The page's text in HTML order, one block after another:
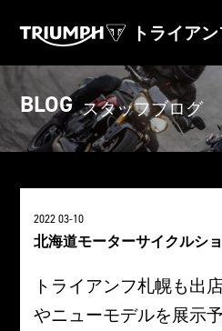
トライア
BLOG スタッフブログ
2022 03-10
北海道モーターサイクルシ
トライアンフ札幌も出
やニューモデルを展示